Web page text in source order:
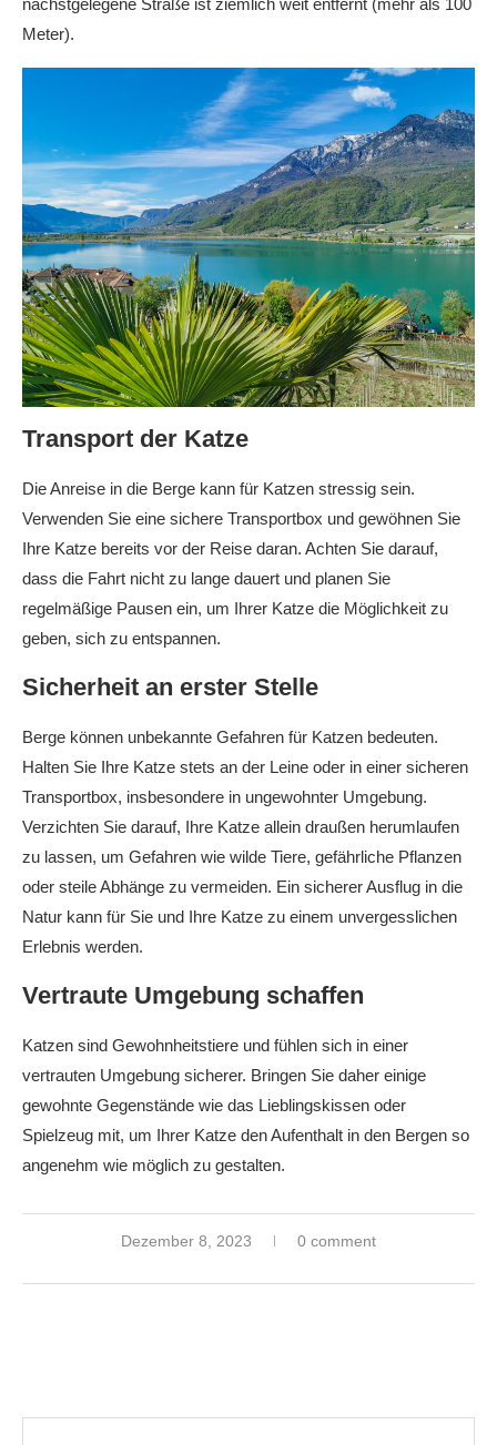
nächstgelegene Straße ist ziemlich weit entfernt (mehr als 100
Meter).
Transport der Katze
Die Anreise in die Berge kann für Katzen stressig sein.
Verwenden Sie eine sichere Transportbox und gewöhnen Sie
Ihre Katze bereits vor der Reise daran. Achten Sie darauf,
dass die Fahrt nicht zu lange dauert und planen Sie
regelmäßige Pausen ein, um Ihrer Katze die Möglichkeit zu
geben, sich zu entspannen.
Sicherheit an erster Stelle
Berge können unbekannte Gefahren für Katzen bedeuten.
Halten Sie Ihre Katze stets an der Leine oder in einer sicheren
Transportbox, insbesondere in ungewohnter Umgebung.
Verzichten Sie darauf, Ihre Katze allein draußen herumlaufen
zu lassen, um Gefahren wie wilde Tiere, gefährliche Pflanzen
oder steile Abhänge zu vermeiden. Ein sicherer Ausflug in die
Natur kann für Sie und Ihre Katze zu einem unvergesslichen
Erlebnis werden.
Vertraute Umgebung schaffen
Katzen sind Gewohnheitstiere und fühlen sich in einer
vertrauten Umgebung sicherer. Bringen Sie daher einige
gewohnte Gegenstände wie das Lieblingskissen oder
Spielzeug mit, um Ihrer Katze den Aufenthalt in den Bergen so
angenehm wie möglich zu gestalten.
Dezember 8, 2023 0 comment